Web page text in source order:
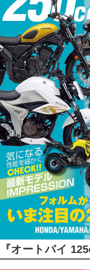
『オートバイ